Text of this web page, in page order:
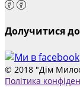
Долучитися
© 2018 "Дім
Політика